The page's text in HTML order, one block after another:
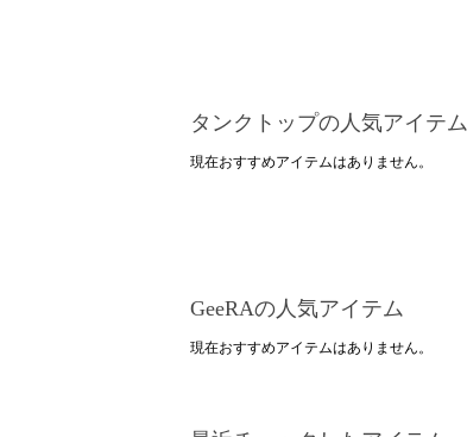
タンクトップの人気アイテム
現在おすすめアイテムはありません。
GeeRAの人気アイテム
現在おすすめアイテムはありません。